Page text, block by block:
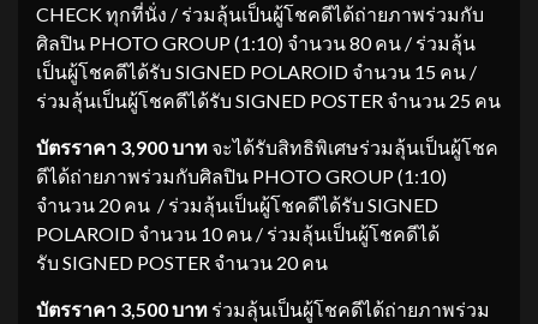
CHECK ทุกที่นั่ง / ร่วมลุ้นเป็นผู้โชคดีได้ถ่ายภาพร่วมกับ
ศิลปิน PHOTO GROUP (1:10) จำนวน 80 คน / ร่วมลุ้น
เป็นผู้โชคดีได้รับ SIGNED POLAROID จำนวน 15 คน /
ร่วมลุ้นเป็นผู้โชคดีได้รับ SIGNED POSTER จำนวน 25 คน
บัตรราคา 3,900บาท จะได้รับสิทธิพิเศษร่วมลุ้นเป็นผู้โชค
ดีได้ถ่ายภาพร่วมกับศิลปิน PHOTO GROUP (1:10)
จำนวน 20 คน / ร่วมลุ้นเป็นผู้โชคดีได้รับ SIGNED
POLAROID จำนวน 10 คน / ร่วมลุ้นเป็นผู้โชคดีได้
รับ SIGNED POSTER จำนวน 20 คน
บัตรราคา 3,500บาท ร่วมลุ้นเป็นผู้โชคดีได้ถ่ายภาพร่วม